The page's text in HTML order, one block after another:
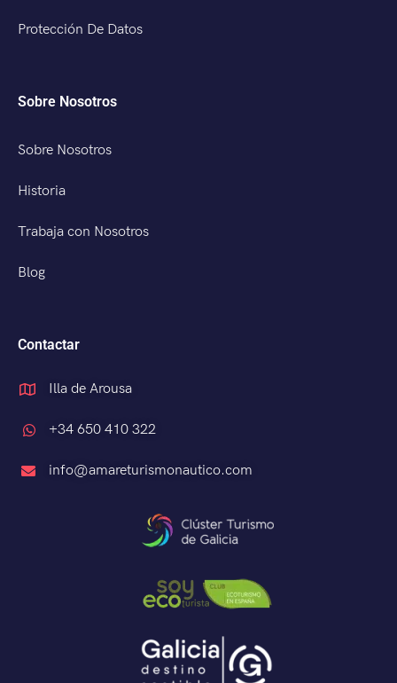
Protección De Datos
Sobre Nosotros
Sobre Nosotros
Historia
Trabaja con Nosotros
Blog
Contactar
Illa de Arousa
+34 650 410 322
info@amareturismonautico.com